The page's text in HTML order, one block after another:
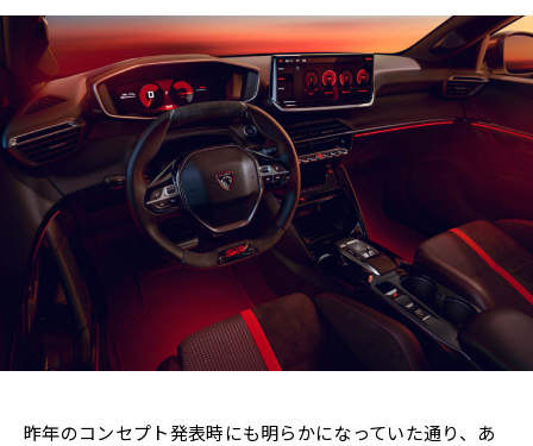
昨年のコンセプト発表時にも明らかになっていた通り、あ